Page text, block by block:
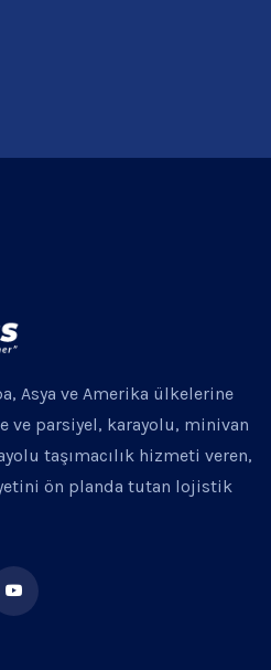
Asya ve Amerika ülkelerine
ve parsiyel, karayolu, minivan
taşımacılık hizmeti veren,
ön planda tutan lojistik